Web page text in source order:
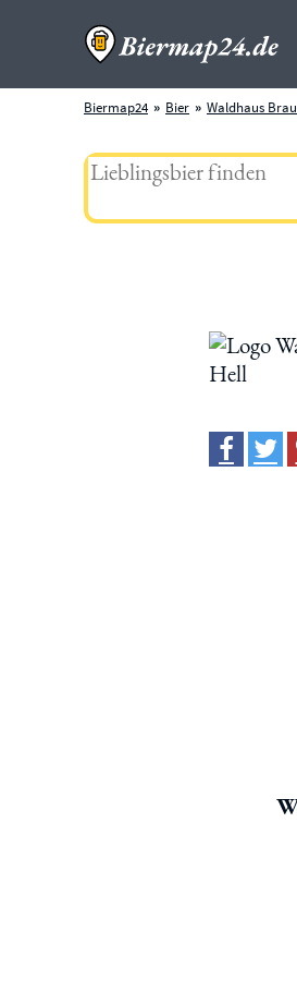
Biermap24 Bier Waldhaus